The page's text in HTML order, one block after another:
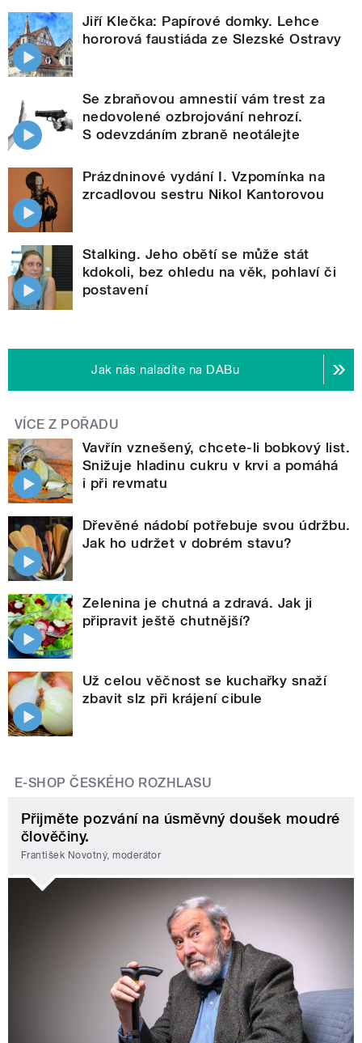
Jiří Klečka: Papírové domky. Lehce
hororová faustiáda ze Slezské Ostravy
Se zbraňovou amnestií vám trest za
nedovolené ozbrojování nehrozí.
S odevzdáním zbraně neotálejte
Prázdninové vydání I. Vzpomínka na
zrcadlovou sestru Nikol Kantorovou
Stalking. Jeho obětí se může stát
kdokoli, bez ohledu na věk, pohlaví či
postavení
Jak nás naladíte na DABu
VÍCE Z POŘADU
Vavřín vznešený, chcete-li bobkový list.
Snižuje hladinu cukru v krvi a pomáhá
i při revmatu
Dřevěné nádobí potřebuje svou údržbu.
Jak ho udržet v dobrém stavu?
Zelenina je chutná a zdravá. Jak ji
připravit ještě chutnější?
Už celou věčnost se kuchařky snaží
zbavit slz při krájení cibule
E-SHOP ČESKÉHO ROZHLASU
Přijměte pozvání na úsměvný doušek moudré
člověčiny.
František Novotný, moderátor